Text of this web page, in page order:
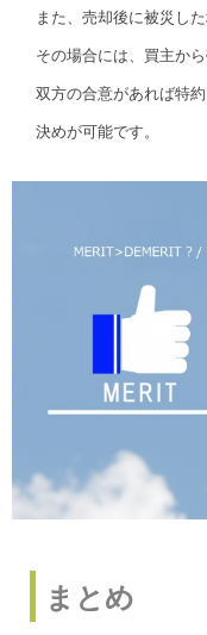
また、売却後に被災し
その場合には、買主か
双方の合意があれば特
決めが可能です。
まとめ